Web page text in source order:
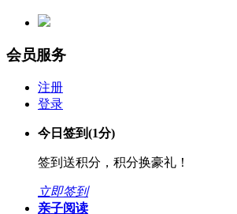
会员服务
注册
登录
今日签到(1分)
签到送积分，积分换豪礼！
立即签到
亲子阅读